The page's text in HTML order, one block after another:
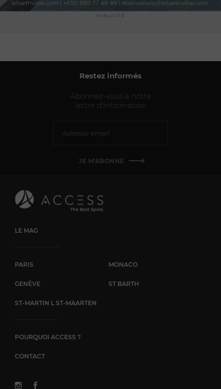
Restez informés
Abonnez-vous à notre
lettre d'information
JE M'ABONNE
LE MAG
PARIS MONACO
GENÈVE ST BARTH
ST-MARTIN L ST-MAARTEN
POURQUOI ACCESS ?
CONTACT